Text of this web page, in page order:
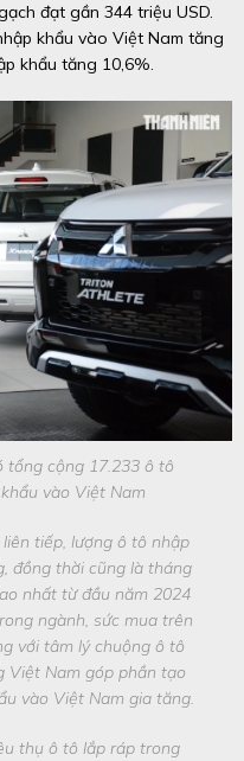
đạt gần 344 triệu USD.
khẩu vào Việt Nam tăng
khẩu tăng 10,6%.
tổng cộng 17.233 ô tô
vào Việt Nam
tiếp, lượng ô tô nhập
đồng thời cũng là tháng
nhất từ đầu năm 2024
ngành, sức mua trên
với tâm lý chuộng ô tô
Việt Nam góp phần tạo
vào Việt Nam gia tăng.
thụ ô tô lắp ráp trong